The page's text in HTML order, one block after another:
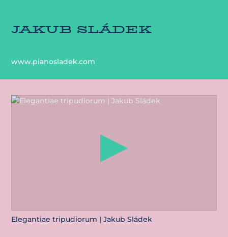
JAKUB SLÁDEK
www.pianosladek.com
Elegantiae tripudiorum | Jakub Sládek